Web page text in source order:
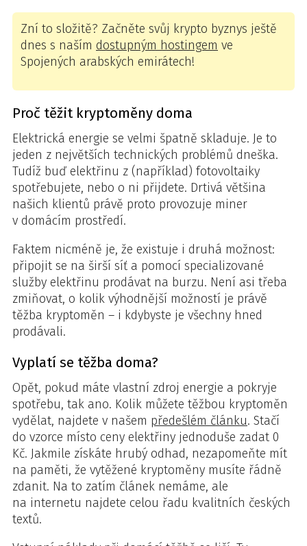
Zní to složitě? Začněte svůj krypto byznys ještě
dnes s naším dostupným hostingem ve
Spojených arabských emirátech!
Proč těžit kryptoměny doma
Elektrická energie se velmi špatně skladuje. Je to
jeden z největších technických problémů dneška.
Tudíž buď elektřinu z (například) fotovoltaiky
spotřebujete, nebo o ni přijdete. Drtivá většina
našich klientů právě proto provozuje miner
v domácím prostředí.
Faktem nicméně je, že existuje i druhá možnost:
připojit se na širší síť a pomocí specializované
služby elektřinu prodávat na burzu. Není asi třeba
zmiňovat, o kolik výhodnější možností je právě
těžba kryptoměn – i kdybyste je všechny hned
prodávali.
Vyplatí se těžba doma?
Opět, pokud máte vlastní zdroj energie a pokryje
spotřebu, tak ano. Kolik můžete těžbou kryptoměn
vydělat, najdete v našem předešlém článku. Stačí
do vzorce místo ceny elektřiny jednoduše zadat 0
Kč. Jakmile získáte hrubý odhad, nezapomeňte mít
na paměti, že vytěžené kryptoměny musíte řádně
zdanit. Na to zatím článek nemáme, ale
na internetu najdete celou řadu kvalitních českých
textů.